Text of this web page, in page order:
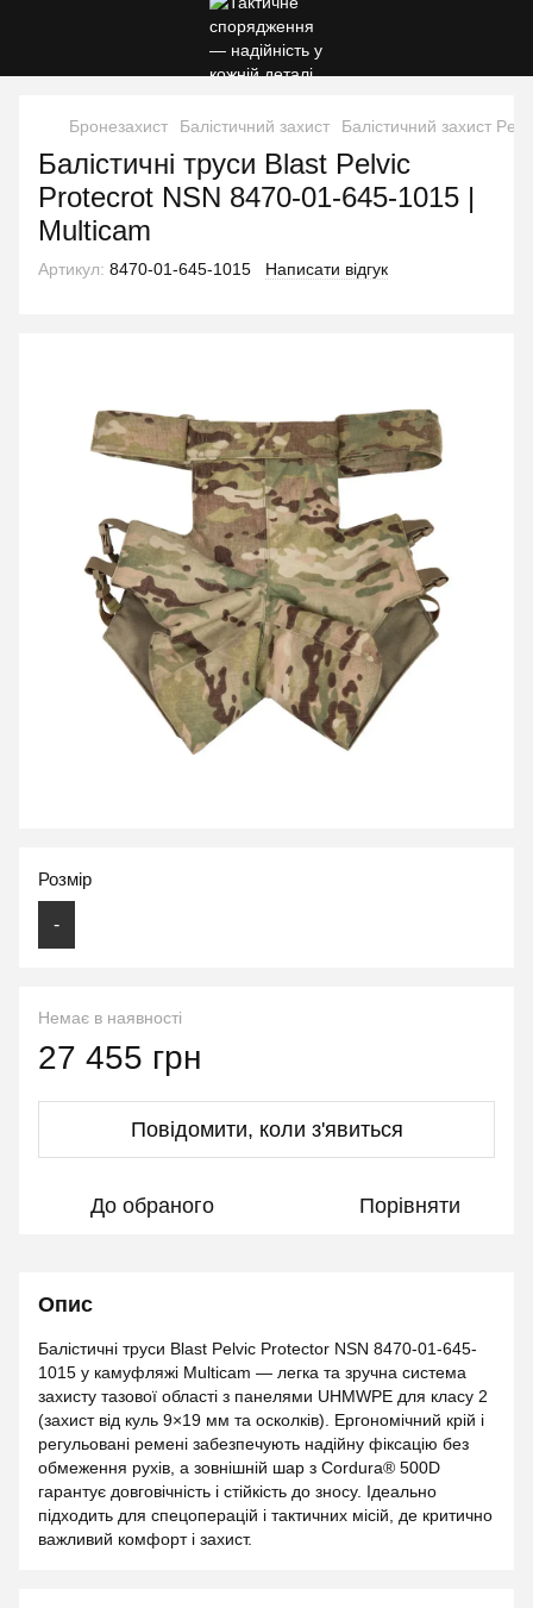
Бронезахист Балістичний захист Балістичний захист
Балістичні труси Blast Pelvic
Protecrot NSN 8470-01-645-1015 |
Multicam
Артикул: 8470-01-645-1015 Написати відгук
Розмір
-
Немає в наявності
27 455 грн
Повідомити, коли з'явиться
До обраного Порівняти
Опис
Балістичні труси Blast Pelvic Protector NSN 8470-01-645-
1015 у камуфляжі Multicam — легка та зручна система
захисту тазової області з панелями UHMWPE для класу 2
(захист від куль 9×19 мм та осколків). Ергономічний крій і
регульовані ремені забезпечують надійну фіксацію без
обмеження рухів, а зовнішній шар з Cordura® 500D
гарантує довговічність і стійкість до зносу. Ідеально
підходить для спецоперацій і тактичних місій, де критично
важливий комфорт і захист.